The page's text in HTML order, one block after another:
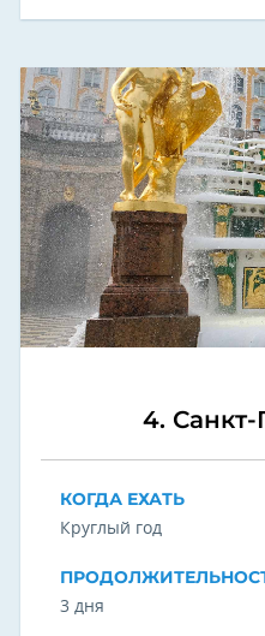
4.
КОГДА ЕХАТЬ
Круглый год
3 дня